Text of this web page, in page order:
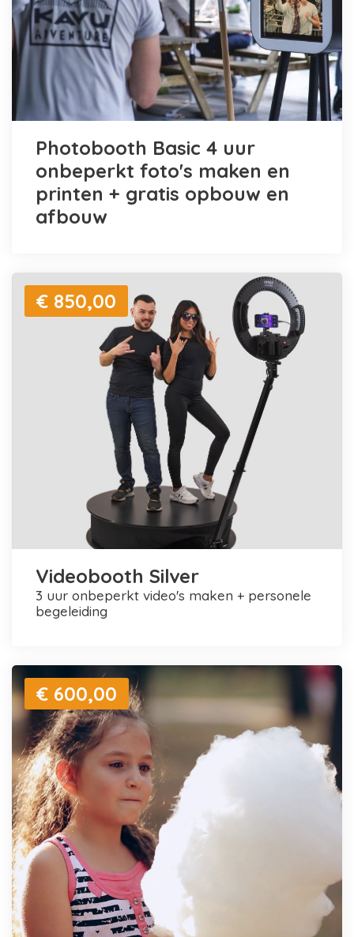
Photobooth Basic 4 uur
onbeperkt foto's maken en
printen + gratis opbouw en
afbouw
€ 850,00
Videobooth Silver
3 uur onbeperkt video's maken + personele
begeleiding
€ 600,00